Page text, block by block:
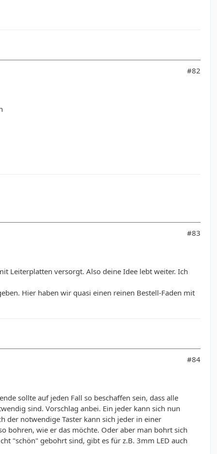
#82
#83
Leiterplatten versorgt. Also deine Idee lebt weiter. Ich
Hier haben wir quasi einen reinen Bestell-Faden mit
#84
sollte auf jeden Fall so beschaffen sein, dass alle
sind. Vorschlag anbei. Ein jeder kann sich nun
der notwendige Taster kann sich jeder in einer
bohren, wie er das möchte. Oder aber man bohrt sich
"schön" gebohrt sind, gibt es für z.B. 3mm LED auch